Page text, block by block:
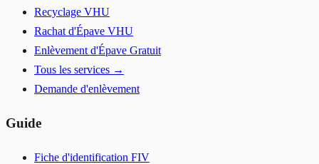
Recyclage VHU
Rachat d'Épave VHU
Enlèvement d'Épave Gratuit
Tous les services →
Demande d'enlèvement
Guide
Fiche d'identification FIV